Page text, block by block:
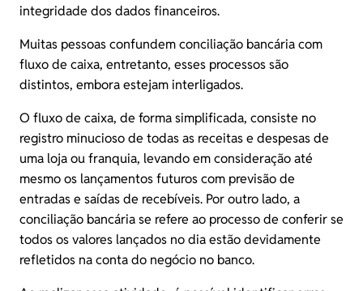
integridade dos dados financeiros.
Muitas pessoas confundem conciliação bancária com
fluxo de caixa, entretanto, esses processos são
distintos, embora estejam interligados.
O fluxo de caixa, de forma simplificada, consiste no
registro minucioso de todas as receitas e despesas de
uma loja ou franquia, levando em consideração até
mesmo os lançamentos futuros com previsão de
entradas e saídas de recebíveis. Por outro lado, a
conciliação bancária se refere ao processo de conferir se
todos os valores lançados no dia estão devidamente
refletidos na conta do negócio no banco.